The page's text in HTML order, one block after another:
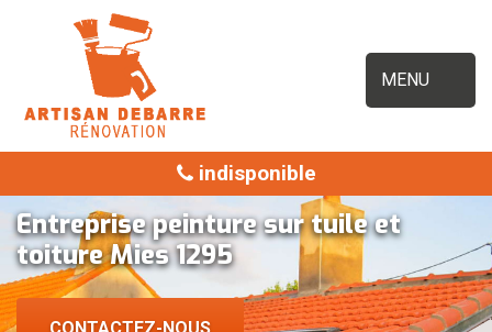
MENU
indisponible
Entreprise peinture sur tuile et
toiture Mies 1295